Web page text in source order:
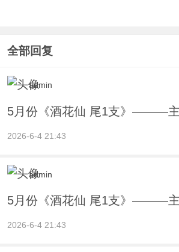
全部回复
admin
5月份《酒花仙 尾1支》———
2026-6-4 21:43
admin
5月份《酒花仙 尾1支》———
2026-6-4 21:43